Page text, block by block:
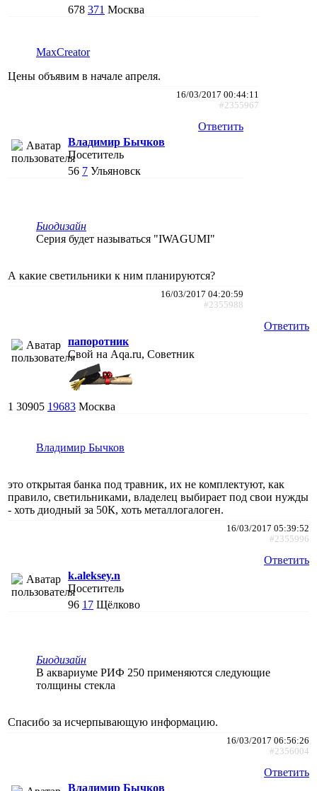
678 371 Москва
MaxCreator
Цены объявим в начале апреля.
16/03/2017 00:44:11
#2355967
Ответить
Владимир Бычков
Посетитель
56 7 Ульяновск
Биодизайн
Серия будет называться "IWAGUMI"
А какие светильники к ним планируются?
16/03/2017 04:20:59
#2355988
Ответить
папоротник
Свой на Aqa.ru, Советник
1 30905 19683 Москва
Владимир Бычков
это открытая банка под травник, их не комплектуют, как
правило, светильниками, владелец выбирает под свои нужды
- хоть диодный за 50К, хоть металлогалоген.
16/03/2017 05:39:52
#2355996
Ответить
k.aleksey.n
Посетитель
96 17 Щёлково
Биодизайн
В аквариуме РИФ 250 применяются следующие
толщины стекла
Спасибо за исчерпывающую информацию.
16/03/2017 06:56:26
#2356004
Ответить
Владимир Бычков